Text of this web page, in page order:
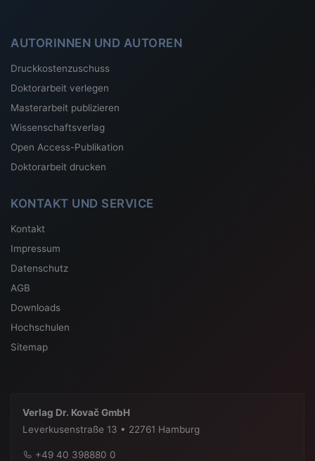
AUTORINNEN UND AUTOREN
Druckkostenzuschuss
Doktorarbeit verlegen
Masterarbeit publizieren
Wissenschaftsverlag
Open Access-Publikation
Doktorarbeit drucken
KONTAKT UND SERVICE
Kontakt
Impressum
Datenschutz
AGB
Downloads
Hochschulen
Sitemap
Verlag Dr. Kovač GmbH
Leverkusenstraße 13 • 22761 Hamburg
+49 40 398880 0